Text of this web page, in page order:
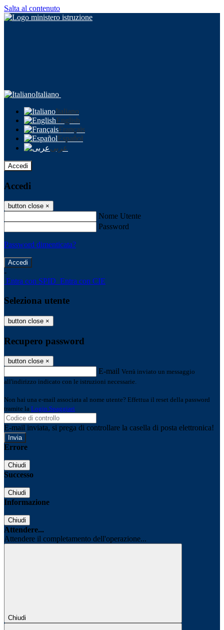
Salta al contenuto
Italiano
Italiano
English
Français
Español
عربى
Accedi
Accedi
button close ×
Nome Utente
Password
Password dimenticata?
-
Entra con SPID Entra con CIE
Seleziona utente
button close ×
Recupero password
button close ×
E-mail Verrà inviato un messaggio
all'indirizzo indicato con le istruzioni necessarie.
Non hai una e-mail associata al nome utente? Effettua il reset della password
tramite la Login Spaggiari
E-mail inviata, si prega di controllare la casella di posta elettronica!
Errore
Chiudi
Successo
Chiudi
Informazione
Chiudi
Attendere...
Attendere il completamento dell'operazione...
Chiudi